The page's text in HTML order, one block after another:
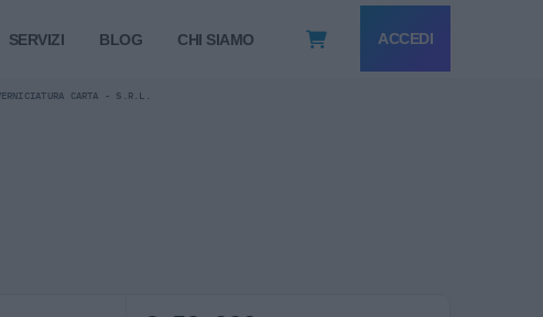
SERVIZI BLOG CHI SIAMO ACCEDI
CARTA - S.R.L.